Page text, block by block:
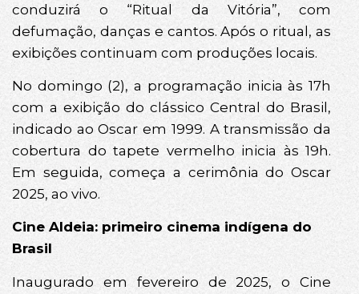
conduzirá o “Ritual da Vitória”, com
defumação, danças e cantos. Após o ritual, as
exibições continuam com produções locais.
No domingo (2), a programação inicia às 17h
com a exibição do clássico Central do Brasil,
indicado ao Oscar em 1999. A transmissão da
cobertura do tapete vermelho inicia às 19h.
Em seguida, começa a cerimônia do Oscar
2025, ao vivo.
Cine Aldeia: primeiro cinema indígena do
Brasil
Inaugurado em fevereiro de 2025, o Cine